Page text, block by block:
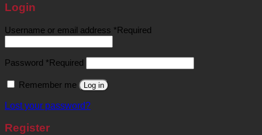
Login
Username or email address *Required
Password *Required
Remember me Log in
Lost your password?
Register